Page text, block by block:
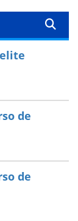
de
de